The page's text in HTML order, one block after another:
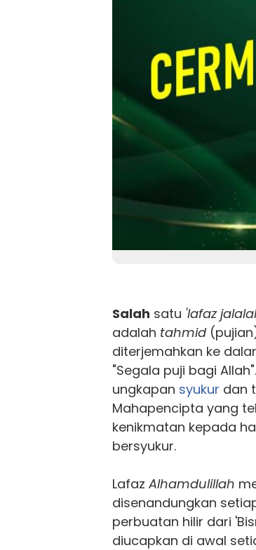
Salah satu 'lafaz
adalah tahmid
diterjemahkan ke
"Segala puji bagi
ungkapan syukur dan
Mahapencipta yang
kenikmatan kepada
bersyukur.
Lafaz Alhamdulillah
disenandungkan
perbuatan hilir dari
diucapkan di awal